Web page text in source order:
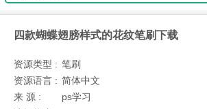
四款蝴蝶翅膀样式的花纹笔刷下载
资源类型 : 笔刷
资源语言 : 简体中文
来 源 :
ps学习